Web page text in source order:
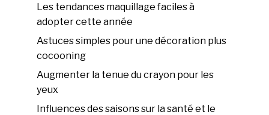
Les tendances maquillage faciles à
adopter cette année
Astuces simples pour une décoration plus
cocooning
Augmenter la tenue du crayon pour les
yeux
Influences des saisons sur la santé et le